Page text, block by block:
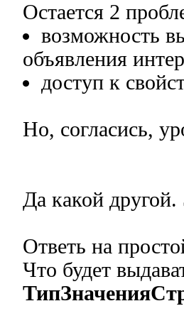
Остается 2
возможность
объявления
доступ к
Но, согласись,
Да какой
Ответь на
Что будет